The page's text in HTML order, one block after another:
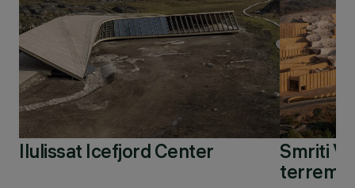
Ilulissat Icefjord Center
Smriti